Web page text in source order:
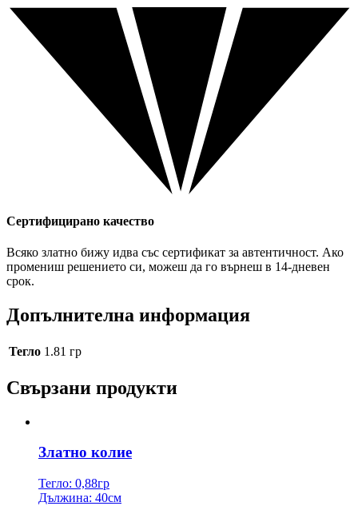
Сертифицирано качество
Всяко златно бижу идва със сертификат за автентичност. Ако
промениш решението си, можеш да го върнеш в 14-дневен
срок.
Допълнителна информация
Тегло 1.81 гр
Свързани продукти
Златно колие
Тегло: 0,88гр
Дължина: 40см